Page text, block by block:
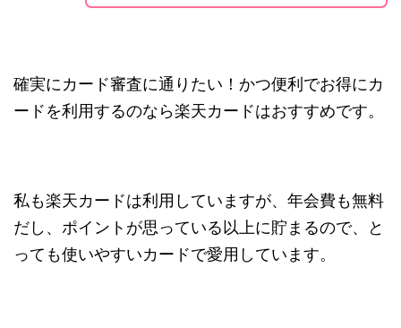
確実にカード審査に通りたい！かつ便利でお得にカ
ードを利用するのなら楽天カードはおすすめです。
私も楽天カードは利用していますが、年会費も無料
だし、ポイントが思っている以上に貯まるので、と
っても使いやすいカードで愛用しています。